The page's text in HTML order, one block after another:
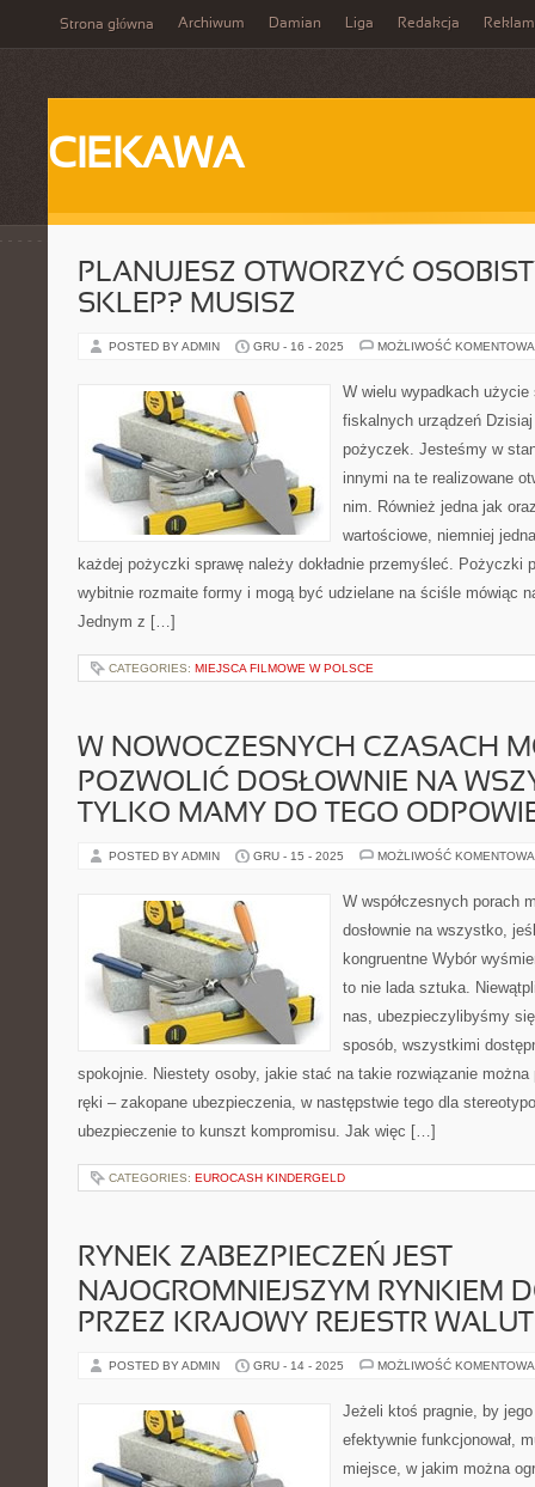
Strona główna Archiwum Damian Liga Redakcja
CIEKAWA
PLANUJESZ OTWORZYĆ
SKLEP? MUSISZ
POSTED BY ADMIN GRU - 16 - 2025 MOŻLIWOŚĆ
W wielu wypadkach
fiskalnych urządzeń
pożyczek. Jesteśmy w
innymi na te realizowane
nim. Również jedna jak
wartościowe, niemniej
każdej pożyczki sprawę należy dokładnie przemyśleć. Pożyczki
wybitnie rozmaite formy i mogą być udzielane na ściśle mówiąc
Jednym z […]
CATEGORIES: MIEJSCA FILMOWE W POLSCE
W NOWOCZESNYCH CZASACH
POZWOLIĆ DOSŁOWNIE NA
TYLKO MAMY DO TEGO
POSTED BY ADMIN GRU - 15 - 2025 MOŻLIWOŚĆ
W współczesnych porach
dosłownie na wszystko,
kongruentne Wybór
to nie lada sztuka.
nas, ubezpieczylibyśmy
sposób, wszystkimi
spokojnie. Niestety osoby, jakie stać na takie rozwiązanie
ręki – zakopane ubezpieczenia, w następstwie tego dla
ubezpieczenie to kunszt kompromisu. Jak więc […]
CATEGORIES: EUROCASH KINDERGELD
RYNEK ZABEZPIECZEŃ JEST
NAJOGROMNIEJSZYM RYNKIEM
PRZEZ KRAJOWY REJESTR
POSTED BY ADMIN GRU - 14 - 2025 MOŻLIWOŚĆ
Jeżeli ktoś pragnie, by
efektywnie funkcjonował,
miejsce, w jakim można